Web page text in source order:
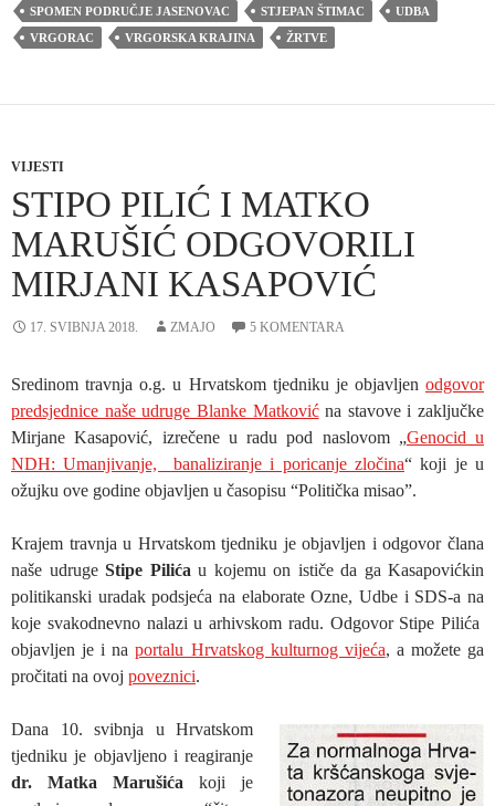
SPOMEN PODRUČJE JASENOVAC
STJEPAN ŠTIMAC
UDBA
VRGORAC
VRGORSKA KRAJINA ŽRTVE
VIJESTI
STIPO PILIĆ I MATKO
MARUŠIĆ ODGOVORILI
MIRJANI KASAPOVIĆ
17. SVIBNJA 2018. ZMAJO 5 KOMENTARA
Sredinom travnja o.g. u Hrvatskom tjedniku je objavljen odgovor
predsjednice naše udruge Blanke Matkovićna stavove i zaključke
Mirjane Kasapović, izrečene u radu pod naslovom „Genocid u
NDH: Umanjivanje, banaliziranje i poricanje zločina“ koji je u
ožujku ove godine objavljen u časopisu “Politička misao”.
Krajem travnja u Hrvatskom tjedniku je objavljen i odgovor člana
naše udruge Stipe Pilića u kojemu on ističe da ga Kasapovićkin
politikanski uradak podsjeća na elaborate Ozne, Udbe i SDS-a na
koje svakodnevno nalazi u arhivskom radu. Odgovor Stipe Pilića
objavljen je i naportalu Hrvatskog kulturnog vijeća, a možete ga
pročitati na ovoj poveznici.
Dana 10. svibnja u Hrvatskom
tjedniku je objavljeno i reagiranje
dr. Matka Marušića koji je